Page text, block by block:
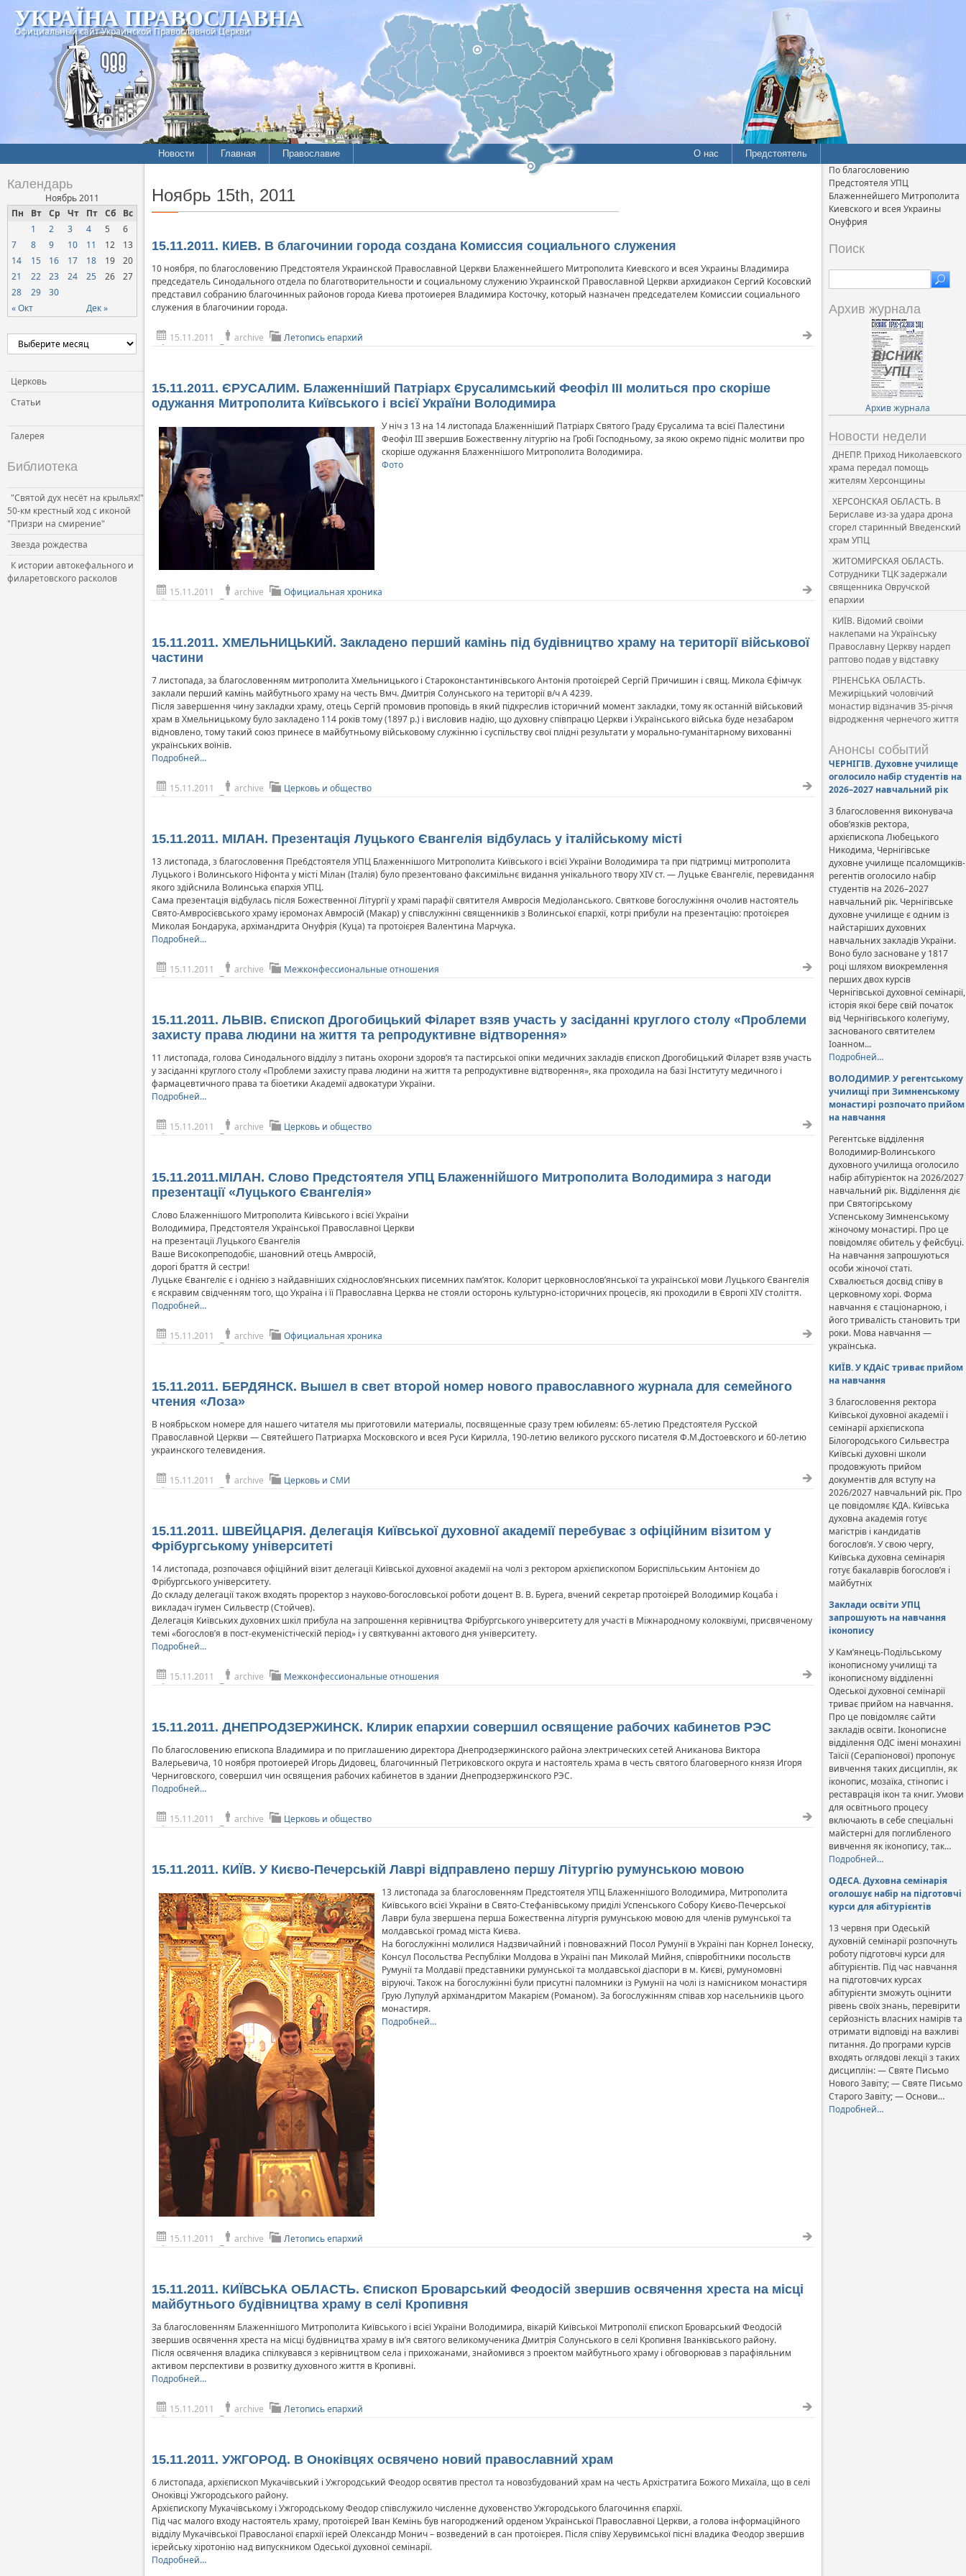
УКРАЇНА ПРАВОСЛАВНА
Официальный сайт Украинской Православной Церкви
Новости
Межконфессиональные
отношения
верующих
Официальная хроника
Расколы, ереси, секты
СОЦИАЛЬНОЕ
Церковь и власть
Главная Православие
История
Митрополиты
О нас Предстоятель
Календарь
Ноябрь 2011
Пн
Вт Ср Чт Пт Сб Вс
« Окт Дек »
1 2 3 4 5
6
7
8 9 10 11 12
13
14
15 16 17 18 19
20
21
22 23 24 25 26
27
28
29 30
Церковь
Статьи
Галерея
Библиотека
"Святой дух несёт на крыльях!"
50-км крестный ход с иконой
"Призри на смирение"
Звезда рождества
К истории автокефального и
филаретовского расколов
Ноябрь 15th, 2011
15.11.2011. КИЕВ. В благочинии города создана Комиссия социального служения
10 ноября, по благословению Предстоятеля Украинской Православной Церкви Блаженнейшего Митрополита Киевского и всея Украины Владимира
председатель Синодального отдела по благотворительности и социальному служению Украинской Православной Церкви архидиакон Сергий Косовский
представил собранию благочинных районов города Киева протоиерея Владимира Косточку, который назначен председателем Комиссии социального
служения в благочинии города.
15.11.2011 archive Летопись епархий
15.11.2011. ЄРУСАЛИМ. Блаженніший Патріарх Єрусалимський Феофіл III молиться про скоріше
одужання Митрополита Київського і всієї України Володимира
У ніч з 13 на 14 листопада Блаженніший Патріарх Святого Граду Єрусалима та всієї Палестини
Феофіл III звершив Божественну літургію на Гробі Господньому, за якою окремо підніс молитви про
скоріше одужання Блаженнішого Митрополита Володимира.
Фото
15.11.2011 archive Официальная хроника
15.11.2011. ХМЕЛЬНИЦЬКИЙ. Закладено перший камінь під будівництво храму на території військової
частини
7 листопада, за благословенням митрополита Хмельницького і Староконстантинівського Антонія протоієрей Сергій Причишин і свящ. Микола Єфімчук
заклали перший камінь майбутнього храму на честь Вмч. Дмитрія Солунського на території в/ч А 4239.
Після завершення чину закладки храму, отець Сергій промовив проповідь в який підкреслив історичний момент закладки, тому як останній військовий
храм в Хмельницькому було закладено 114 років тому (1897 р.) і висловив надію, що духовну співпрацю Церкви і Українського війська буде незабаром
відновлено, тому такий союз принесе в майбутньому військовому служінню і суспільству свої плідні результати у морально-гуманітарному вихованні
українських воїнів.
Подробней…
15.11.2011 archive Церковь и общество
15.11.2011. МІЛАН. Презентація Луцького Євангелія відбулась у італійському місті
13 листопада, з благословення Пре6дстоятеля УПЦ Блаженнішого Митрополита Київського і всієї України Володимира та при підтримці митрополита
Луцького і Волинського Ніфонта у місті Мілан (Італія) було презентовано факсимільнє видання унікального твору XIV ст. — Луцьке Євангеліє, перевидання
якого здійснила Волинська єпархія УПЦ.
Сама презентація відбулась після Божественної Літургії у храмі парафії святителя Амвросія Медіоланського. Святкове богослужіння очолив настоятель
Свято-Амвросієвського храму ієромонах Авмросій (Макар) у співслужінні священників з Волинської єпархії, котрі прибули на презентацію: протоієрея
Миколая Бондарука, архімандрита Онуфрія (Куца) та протоієрея Валентина Марчука.
Подробней…
15.11.2011 archive Межконфессиональные отношения
15.11.2011. ЛЬВІВ. Єпископ Дрогобицький Філарет взяв участь у засіданні круглого столу «Проблеми
захисту права людини на життя та репродуктивне відтворення»
11 листопада, голова Синодального відділу з питань охорони здоров’я та пастирської опіки медичних закладів єпископ Дрогобицький Філарет взяв участь
у засіданні круглого столу «Проблеми захисту права людини на життя та репродуктивне відтворення», яка проходила на базі Інституту медичного і
фармацевтичного права та біоетики Академії адвокатури України.
Подробней…
15.11.2011 archive Церковь и общество
15.11.2011.МІЛАН. Слово Предстоятеля УПЦ Блаженнійшого Митрополита Володимира з нагоди
презентації «Луцького Євангелія»
Слово Блаженнішого Митрополита Київського і всієї України
Володимира, Предстоятеля Української Православної Церкви
на презентації Луцького Євангелія
Ваше Високопреподобіє, шановний отець Амвросій,
дорогі браття й сестри!
Луцьке Євангеліє є і однією з найдавніших східнослов’янських писемних пам’яток. Колорит церковнослов’янської та української мови Луцького Євангелія
є яскравим свідченням того, що Україна і її Православна Церква не стояли осторонь культурно-історичних процесів, які проходили в Європі XIV століття.
Подробней…
15.11.2011 archive Официальная хроника
15.11.2011. БЕРДЯНСК. Вышел в свет второй номер нового православного журнала для семейного
чтения «Лоза»
В ноябрьском номере для нашего читателя мы приготовили материалы, посвященные сразу трем юбилеям: 65-летию Предстоятеля Русской
Православной Церкви — Святейшего Патриарха Московского и всея Руси Кирилла, 190-летию великого русского писателя Ф.М.Достоевского и 60-летию
украинского телевидения.
15.11.2011 archive Церковь и СМИ
15.11.2011. ШВЕЙЦАРІЯ. Делегація Київської духовної академії перебуває з офіційним візитом у
Фрібургському університеті
14 листопада, розпочався офіційний візит делегації Київської духовної академії на чолі з ректором архієпископом Бориспільським Антонієм до
Фрібургського університету.
До складу делегації також входять проректор з науково-богословської роботи доцент В. В. Бурега, вчений секретар протоієрей Володимир Коцаба і
викладач ігумен Сильвестр (Стойчев).
Делегація Київських духовних шкіл прибула на запрошення керівництва Фрібургського університету для участі в Міжнародному колоквіумі, присвяченому
темі «богослов’я в пост-екуменістіческій період» і у святкуванні актового дня університету.
Подробней…
15.11.2011 archive Межконфессиональные отношения
15.11.2011. ДНЕПРОДЗЕРЖИНСК. Клирик епархии совершил освящение рабочих кабинетов РЭС
По благословению епископа Владимира и по приглашению директора Днепродзержинского района электрических сетей Аниканова Виктора
Валерьевича, 10 ноября протоиерей Игорь Дидовец, благочинный Петриковского округа и настоятель храма в честь святого благоверного князя Игоря
Черниговского, совершил чин освящения рабочих кабинетов в здании Днепродзержинского РЭС.
Подробней…
15.11.2011 archive Церковь и общество
15.11.2011. КИЇВ. У Києво-Печерській Лаврі відправлено першу Літургію румунською мовою
13 листопада за благословенням Предстоятеля УПЦ Блаженнішого Володимира, Митрополита
Київського всієї України в Свято-Стефанівському приділі Успенського Собору Києво-Печерської
Лаври була звершена перша Божественна літургія румунською мовою для членів румунської та
молдавської громад міста Києва.
На богослужінні молилися Надзвичайний і повноважний Посол Румунії в Україні пан Корнел Іонеску,
Консул Посольства Республіки Молдова в Україні пан Миколай Мийня, співробітники посольств
Румунії та Молдавії представники румунської та молдавської діаспори в м. Києві, румуномовні
віруючі. Також на богослужінні були присутні паломники із Румунії на чолі із намісником монастиря
Грую Лупулуй архімандритом Макарієм (Романом). За богослужінням співав хор насельників цього
монастиря.
Подробней…
15.11.2011 archive Летопись епархий
15.11.2011. КИЇВСЬКА ОБЛАСТЬ. Єпископ Броварський Феодосій звершив освячення хреста на місці
майбутнього будівництва храму в селі Кропивня
За благословенням Блаженнішого Митрополита Київського і всієї України Володимира, вікарій Київської Митрополії єпископ Броварський Феодосій
звершив освячення хреста на місці будівництва храму в ім’я святого великомученика Дмитрія Солунського в селі Кропивня Іванківського району.
Після освячення владика спілкувався з керівництвом села і прихожанами, знайомився з проектом майбутнього храму і обговорював з парафіяльним
активом перспективи в розвитку духовного життя в Кропивні.
Подробней…
15.11.2011 archive Летопись епархий
15.11.2011. УЖГОРОД. В Оноківцях освячено новий православний храм
6 листопада, архієпископ Мукачівський і Ужгородський Феодор освятив престол та новозбудований храм на честь Архістратига Божого Михаїла, що в селі
Оноківці Ужгородського району.
Архієпископу Мукачівському і Ужгородському Феодор співслужило численне духовенство Ужгородського благочиння єпархії.
Під час малого входу настоятель храму, протоієрей Іван Кемінь був нагороджений орденом Української Православної Церкви, а голова інформаційного
відділу Мукачівської Правосланої єпархії ієрей Олександр Монич – возведений в сан протоієрея. Після співу Херувимської пісні владика Феодор звершив
ієрейську хіротонію над випускником Одеської духовної семінарії.
Подробней…
По благословению
Предстоятеля УПЦ
Блаженнейшего Митрополита
Киевского и всея Украины
Онуфрия
Поиск
Архив журнала
Архив журнала
Новости недели
ДНЕПР. Приход Николаевского
храма передал помощь
жителям Херсонщины
ХЕРСОНСКАЯ ОБЛАСТЬ. В
Бериславе из-за удара дрона
сгорел старинный Введенский
храм УПЦ
ЖИТОМИРСКАЯ ОБЛАСТЬ.
Сотрудники ТЦК задержали
священника Овручской
епархии
КИЇВ. Відомий своїми
наклепами на Українську
Православну Церкву нардеп
раптово подав у відставку
РІНЕНСЬКА ОБЛАСТЬ.
Межиріцький чоловічий
монастир відзначив 35-річчя
відродження чернечого життя
Анонсы событий
ЧЕРНІГІВ. Духовне училище
оголосило набір студентів на
2026–2027 навчальний рік
З благословення виконувача
обов’язків ректора,
архієпископа Любецького
Никодима, Чернігівське
духовне училище псаломщиків-
регентів оголосило набір
студентів на 2026–2027
навчальний рік. Чернігівське
духовне училище є одним із
найстаріших духовних
навчальних закладів України.
Воно було засноване у 1817
році шляхом виокремлення
перших двох курсів
Чернігівської духовної семінарії,
історія якої бере свій початок
від Чернігівського колегіуму,
заснованого святителем
Іоанном…
Подробней…
ВОЛОДИМИР. У регентському
училищі при Зимненському
монастирі розпочато прийом
на навчання
Регентське відділення
Володимир-Волинського
духовного училища оголосило
набір абітурієнток на 2026/2027
навчальний рік. Відділення діє
при Святогірському
Успенському Зимненському
жіночому монастирі. Про це
повідомляє обитель у фейсбуці.
На навчання запрошуються
особи жіночої статі.
Схвалюється досвід співу в
церковному хорі. Форма
навчання є стаціонарною, і
його тривалість становить три
роки. Мова навчання —
українська.
КИЇВ. У КДАіС триває прийом
на навчання
З благословення ректора
Київської духовної академії і
семінарії архієпископа
Білогородського Сильвестра
Київські духовні школи
продовжують прийом
документів для вступу на
2026/2027 навчальний рік. Про
це повідомляє КДА. Київська
духовна академія готує
магістрів і кандидатів
богослов’я. У свою чергу,
Київська духовна семінарія
готує бакалаврів богослов’я і
майбутніх
Заклади освіти УПЦ
запрошують на навчання
іконопису
У Кам’янець-Подільському
іконописному училищі та
іконописному відділенні
Одеської духовної семінарії
триває прийом на навчання.
Про це повідомляє сайти
закладів освіти. Іконописне
відділення ОДС імені монахині
Таїсії (Серапіонової) пропонує
вивчення таких дисциплін, як
іконопис, мозаїка, стінопис і
реставрація ікон та книг. Умови
для освітнього процесу
включають в себе спеціальні
майстерні для поглибленого
вивчення як іконопису, так…
Подробней…
ОДЕСА. Духовна семінарія
оголошує набір на підготовчі
курси для абітурієнтів
13 червня при Одеській
духовній семінарії розпочнуть
роботу підготовчі курси для
абітурієнтів. Під час навчання
на підготовчих курсах
абітурієнти зможуть оцінити
рівень своїх знань, перевірити
серйозність власних намірів та
отримати відповіді на важливі
питання. До програми курсів
входять оглядові лекції з таких
дисциплін: — Святе Письмо
Нового Завіту; — Святе Письмо
Старого Завіту; — Основи…
Подробней…